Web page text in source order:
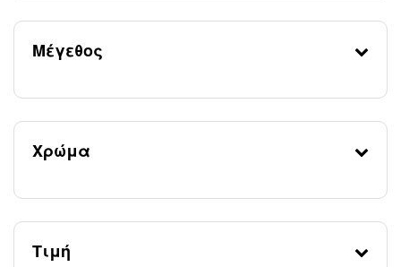
Μέγεθος
Χρώμα
Τιμή